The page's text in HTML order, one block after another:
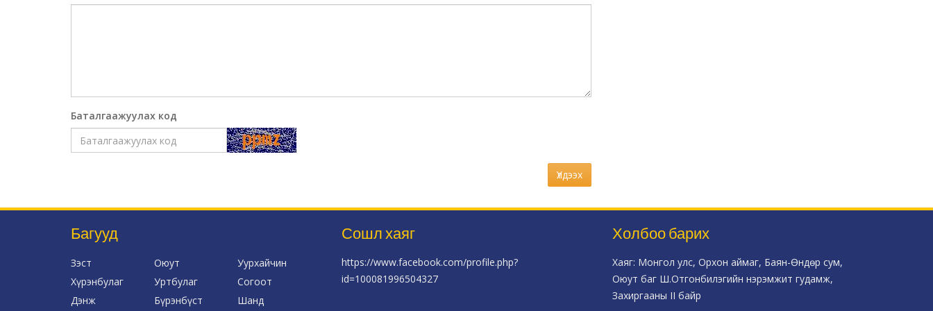
Баталгаажуулах код
Үлдээх
Багууд
Зэст Оюут
Уурхайчин
Хүрэнбулаг
Уртбулаг
Согоот
Дэнж
Бүрэнбүст Шанд
Сошл хаяг
https://www.facebook.com/profile.php?
id=100081996504327
Холбоо барих
Хаяг: Монгол улс, Орхон аймаг, Баян-Өндөр сум,
Оюут баг Ш.Отгонбилэгийн нэрэмжит гудамж,
Захиргааны II байр